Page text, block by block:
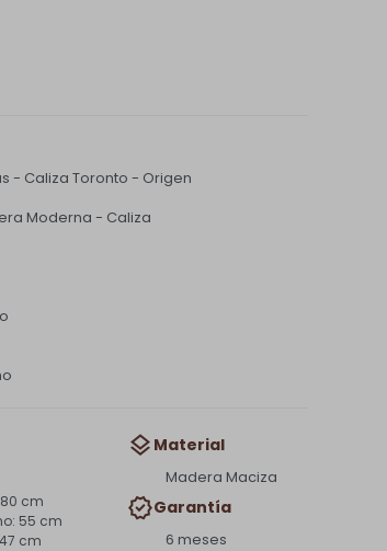
- Caliza Toronto - Origen
Moderna - Caliza
80 cm
55 cm
47 cm
Material
Madera Maciza
Garantía
6 meses